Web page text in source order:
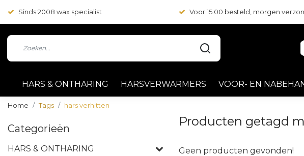
Sinds 2008 wax specialist Voor 15:00 besteld, morgen
HARS & ONTHARING HARSVERWARMERS VOOR- EN
Home Tags hars verhitten
Categorieën
HARS & ONTHARING
Producten getagd
Geen producten gevonden!